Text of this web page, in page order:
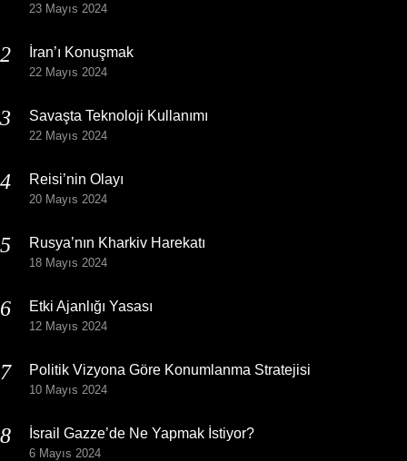
23 Mayıs 2024
İran’ı Konuşmak
22 Mayıs 2024
Savaşta Teknoloji Kullanımı
22 Mayıs 2024
Reisi’nin Olayı
20 Mayıs 2024
Rusya’nın Kharkiv Harekatı
18 Mayıs 2024
Etki Ajanlığı Yasası
12 Mayıs 2024
Politik Vizyona Göre Konumlanma Stratejisi
10 Mayıs 2024
İsrail Gazze’de Ne Yapmak İstiyor?
6 Mayıs 2024